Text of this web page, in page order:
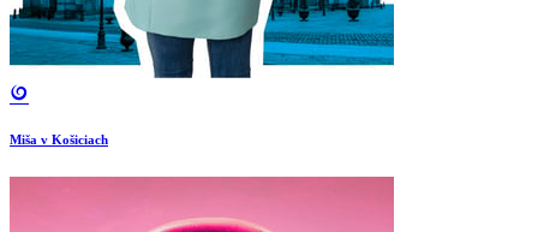
Miša v Košiciach